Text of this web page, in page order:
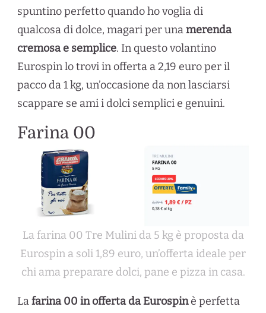
spuntino perfetto quando ho voglia di
qualcosa di dolce, magari per unamerenda
cremosa e semplice. In questo volantino
Eurospin lo trovi in offerta a 2,19 euro per il
pacco da 1 kg, un’occasione da non lasciarsi
scappare se ami i dolci semplici e genuini.
Farina 00
La farina 00 Tre Mulini da 5 kg è proposta da
Eurospin a soli 1,89 euro, un’offerta ideale per
chi ama preparare dolci, pane e pizza in casa.
Lafarina 00 in offerta da Eurospinè perfetta